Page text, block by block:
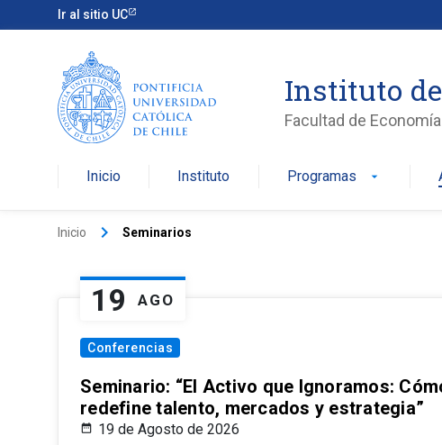
Ir al sitio UC
Instituto
Facultad de
Inicio Instituto Programas arrow_drop_down
Inicio keyboard_arrow_right Seminarios
19 AGO
Conferencias
Seminario: “El Activo que Ignoramos:
redefine talento, mercados y estrategia”
19 de Agosto de 2026